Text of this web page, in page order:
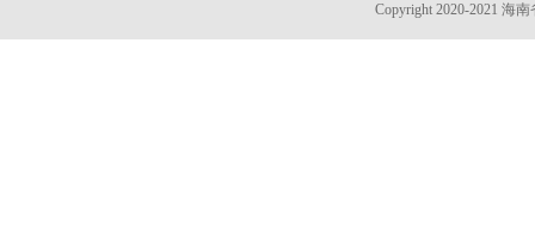
Copyright 2020-2021 海